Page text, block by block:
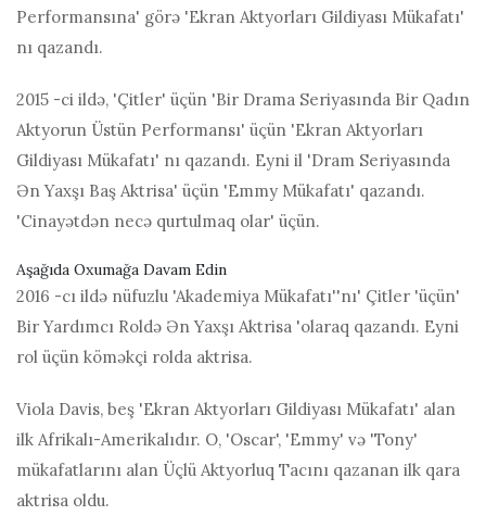
Performansına' görə 'Ekran Aktyorları Gildiyası Mükafatı'
nı qazandı.
2015 -ci ildə, 'Çitler' üçün 'Bir Drama Seriyasında Bir Qadın
Aktyorun Üstün Performansı' üçün 'Ekran Aktyorları
Gildiyası Mükafatı' nı qazandı. Eyni il 'Dram Seriyasında
Ən Yaxşı Baş Aktrisa' üçün 'Emmy Mükafatı' qazandı.
'Cinayətdən necə qurtulmaq olar' üçün.
Aşağıda Oxumağa Davam Edin
2016 -cı ildə nüfuzlu 'Akademiya Mükafatı''nı' Çitler 'üçün'
Bir Yardımcı Roldə Ən Yaxşı Aktrisa 'olaraq qazandı. Eyni
rol üçün köməkçi rolda aktrisa.
Viola Davis, beş 'Ekran Aktyorları Gildiyası Mükafatı' alan
ilk Afrikalı-Amerikalıdır. O, 'Oscar', 'Emmy' və 'Tony'
mükafatlarını alan Üçlü Aktyorluq Tacını qazanan ilk qara
aktrisa oldu.